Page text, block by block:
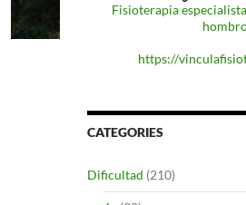
Fisioterapia
https://
CATEGORIES
Dificultad (210)